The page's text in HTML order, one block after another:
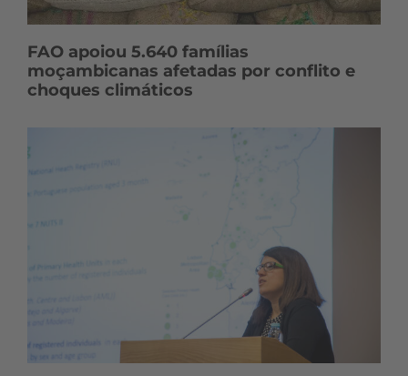
FAO apoiou 5.640 famílias
moçambicanas afetadas por conflito e
choques climáticos